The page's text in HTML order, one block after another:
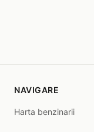
NAVIGARE
Harta benzinarii